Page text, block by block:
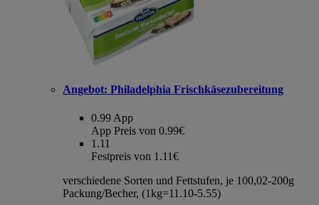
Angebot: Philadelphia Frischkäsezubereitung
0.99 App
App Preis von 0.99€
1.11
Festpreis von 1.11€
verschiedene Sorten und Fettstufen, je 100,02-200g
Packung/Becher, (1kg=11.10-5.55)